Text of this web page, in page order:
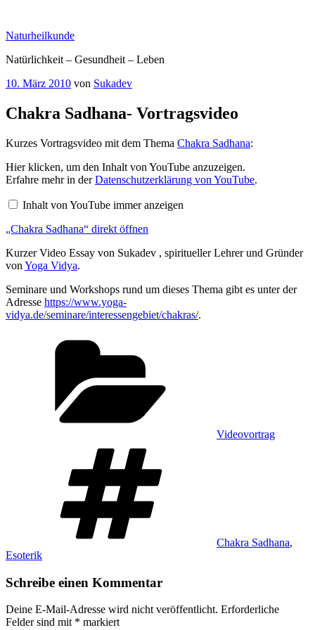
springen
Naturheilkunde
Natürlichkeit – Gesundheit – Leben
Veröffentlicht
10. März 2010 von Sukadev
Chakra Sadhana- Vortragsvideo
Kurzes Vortragsvideo mit dem Thema Chakra Sadhana:
„Chakra
Sadhana“
von
anzeigen
Hier klicken, um den Inhalt von YouTube anzuzeigen.
Erfahre mehr in derDatenschutzerklärung von YouTube.
Inhalt von YouTube immer anzeigen
„Chakra Sadhana“ direkt öffnen
Kurzer Video Essay von Sukadev , spiritueller Lehrer und Gründer
von Yoga Vidya.
Seminare und Workshops rund um dieses Thema gibt es unter der
Adresse https://www.yoga-
vidya.de/seminare/interessengebiet/chakras/.
Videovortrag
Chakra Sadhana,
Esoterik
Schreibe einen Kommentar
Deine E-Mail-Adresse wird nicht veröffentlicht. Erforderliche
Felder sind mit * markiert